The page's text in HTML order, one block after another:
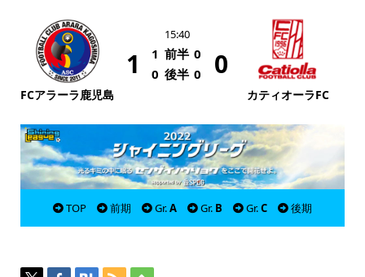
FCアラーラ鹿児島
15:40
1 1 前半 0 0
0 後半 0
カティオーラFC
TOP 前期 Gr.A Gr. B Gr.C 後期